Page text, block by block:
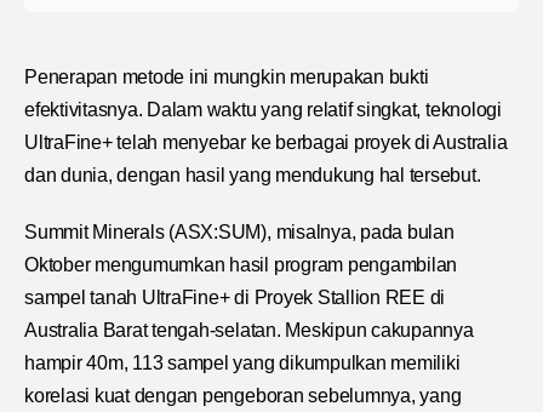
Penerapan metode ini mungkin merupakan bukti
efektivitasnya. Dalam waktu yang relatif singkat, teknologi
UltraFine+ telah menyebar ke berbagai proyek di Australia
dan dunia, dengan hasil yang mendukung hal tersebut.
Summit Minerals (ASX:SUM), misalnya, pada bulan
Oktober mengumumkan hasil program pengambilan
sampel tanah UltraFine+ di Proyek Stallion REE di
Australia Barat tengah-selatan. Meskipun cakupannya
hampir 40m, 113 sampel yang dikumpulkan memiliki
korelasi kuat dengan pengeboran sebelumnya, yang